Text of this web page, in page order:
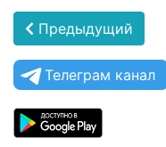
Предыдущий
Телеграм канал